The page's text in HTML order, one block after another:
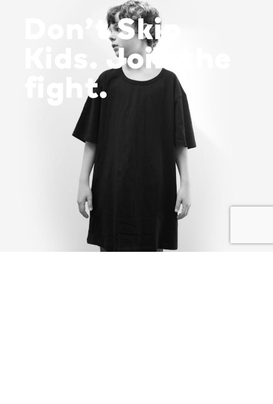
Don’t Skip
Kids. Join the
fight.